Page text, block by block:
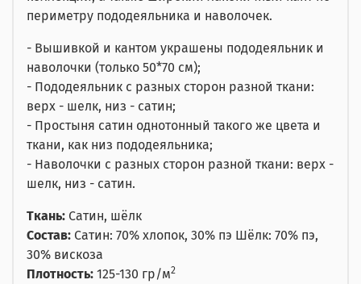
периметру пододеяльника и наволочек.
- Вышивкой и кантом украшены пододеяльник и
наволочки (только 50*70 см);
- Пододеяльник с разных сторон разной ткани:
верх - шелк, низ - сатин;
- Простыня сатин однотонный такого же цвета и
ткани, как низ пододеяльника;
- Наволочки с разных сторон разной ткани: верх -
шелк, низ - сатин.
Ткань: Сатин, шёлк
Состав: Сатин: 70% хлопок, 30% пэ Шёлк: 70% пэ,
30% вискоза
Плотность: 125-130 гр/м2